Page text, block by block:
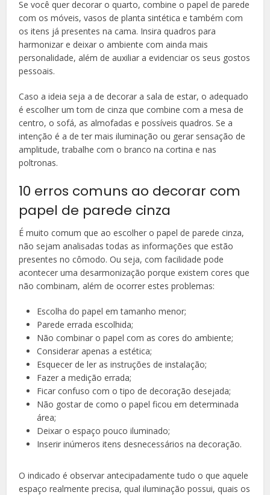
Se você quer decorar o quarto, combine o papel de parede
com os móveis, vasos de planta sintética e também com
os itens já presentes na cama. Insira quadros para
harmonizar e deixar o ambiente com ainda mais
personalidade, além de auxiliar a evidenciar os seus gostos
pessoais.
Caso a ideia seja a de decorar a sala de estar, o adequado
é escolher um tom de cinza que combine com a mesa de
centro, o sofá, as almofadas e possíveis quadros. Se a
intenção é a de ter mais iluminação ou gerar sensação de
amplitude, trabalhe com o branco na cortina e nas
poltronas.
10 erros comuns ao decorar com
papel de parede cinza
É muito comum que ao escolher o papel de parede cinza,
não sejam analisadas todas as informações que estão
presentes no cômodo. Ou seja, com facilidade pode
acontecer uma desarmonização porque existem cores que
não combinam, além de ocorrer estes problemas:
Escolha do papel em tamanho menor;
Parede errada escolhida;
Não combinar o papel com as cores do ambiente;
Considerar apenas a estética;
Esquecer de ler as instruções de instalação;
Fazer a medição errada;
Ficar confuso com o tipo de decoração desejada;
Não gostar de como o papel ficou em determinada
área;
Deixar o espaço pouco iluminado;
Inserir inúmeros itens desnecessários na decoração.
O indicado é observar antecipadamente tudo o que aquele
espaço realmente precisa, qual iluminação possui, quais os